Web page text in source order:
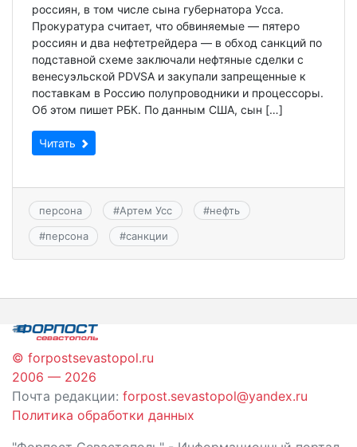
россиян, в том числе сына губернатора Усса.
Прокуратура считает, что обвиняемые — пятеро
россиян и два нефтетрейдера — в обход санкций по
подставной схеме заключали нефтяные сделки с
венесуэльской PDVSA и закупали запрещенные к
поставкам в Россию полупроводники и процессоры.
Об этом пишет РБК. По данным США, сын […]
Читать
персона #Артем Усс #нефть
#персона #санкции
© forpostsevastopol.ru
2006 — 2026
Почта редакции: forpost.sevastopol@yandex.ru
Политика обработки данных